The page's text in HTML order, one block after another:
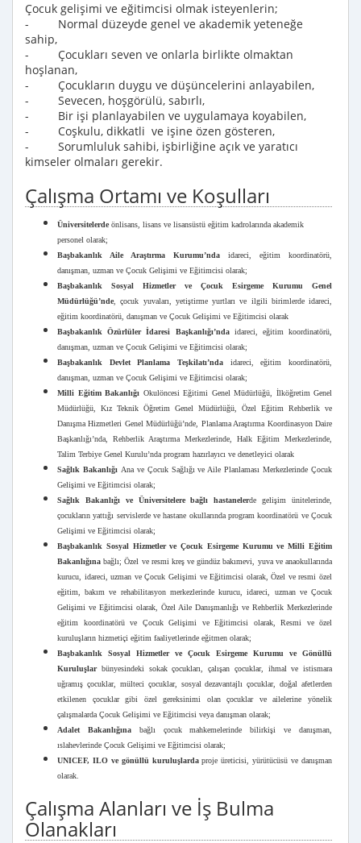
Çocuk gelişimi ve eğitimcisi olmak isteyenlerin;
- Normal düzeyde genel ve akademik yeteneğe
sahip,
- Çocukları seven ve onlarla birlikte olmaktan
hoşlanan,
- Çocukların duygu ve düşüncelerini anlayabilen,
- Sevecen, hoşgörülü, sabırlı,
- Bir işi planlayabilen ve uygulamaya koyabilen,
- Coşkulu, dikkatli ve işine özen gösteren,
- Sorumluluk sahibi, işbirliğine açık ve yaratıcı
kimseler olmaları gerekir.
Çalışma Ortamı ve Koşulları
Üniversitelerde önlisans, lisans ve lisansüstü eğitim kadrolarında akademik
personel olarak;
Başbakanlık Aile Araştırma Kurumu’nda idareci, eğitim koordinatörü,
danışman, uzman ve Çocuk Gelişimi ve Eğitimcisi olarak;
Başbakanlık Sosyal Hizmetler ve Çocuk Esirgeme Kurumu Genel
Müdürlüğü’nde , çocuk yuvaları, yetiştirme yurtları ve ilgili birimlerde idareci,
eğitim koordinatörü, danışman ve Çocuk Gelişimi ve Eğitimcisi olarak
Başbakanlık Özürlüler İdaresi Başkanlığı’ndaidareci, eğitim koordinatörü,
danışman, uzman ve Çocuk Gelişimi ve Eğitimcisi olarak;
Başbakanlık Devlet Planlama Teşkilatı’nda idareci, eğitim koordinatörü,
danışman, uzman ve Çocuk Gelişimi ve Eğitimcisi olarak;
Milli Eğitim Bakanlığı Okulöncesi Eğitimi Genel Müdürlüğü, İlköğretim Genel
Müdürlüğü, Kız Teknik Öğretim Genel Müdürlüğü, Özel Eğitim Rehberlik ve
Danışma Hizmetleri Genel Müdürlüğü’nde, Planlama Araştırma Koordinasyon Daire
Başkanlığı’nda, Rehberlik Araştırma Merkezlerinde, Halk Eğitim Merkezlerinde,
Talim Terbiye Genel Kurulu’nda program hazırlayıcı ve denetleyici olarak
Sağlık Bakanlığı Ana ve Çocuk Sağlığı ve Aile Planlaması Merkezlerinde Çocuk
Gelişimi ve Eğitimcisi olarak;
Sağlık Bakanlığı ve Üniversitelere bağlı hastanelerde gelişim ünitelerinde,
çocukların yattığı servislerde ve hastane okullarında program koordinatörü ve Çocuk
Gelişimi ve Eğitimcisi olarak;
Başbakanlık Sosyal Hizmetler ve Çocuk Esirgeme Kurumu ve Milli Eğitim
Bakanlığınabağlı; Özel ve resmi kreş ve gündüz bakımevi, yuva ve anaokullarında
kurucu, idareci, uzman ve Çocuk Gelişimi ve Eğitimcisi olarak, Özel ve resmi özel
eğitim, bakım ve rehabilitasyon merkezlerinde kurucu, idareci, uzman ve Çocuk
Gelişimi ve Eğitimcisi olarak, Özel Aile Danışmanlığı ve Rehberlik Merkezlerinde
eğitim koordinatörü ve Çocuk Gelişimi ve Eğitimcisi olarak, Resmi ve özel
kuruluşların hizmetiçi eğitim faaliyetlerinde eğitmen olarak;
Başbakanlık Sosyal Hizmetler ve Çocuk Esirgeme Kurumu ve Gönüllü
Kuruluşlarbünyesindeki sokak çocukları, çalışan çocuklar, ihmal ve istismara
uğramış çocuklar, mülteci çocuklar, sosyal dezavantajlı çocuklar, doğal afetlerden
etkilenen çocuklar gibi özel gereksinimi olan çocuklar ve ailelerine yönelik
çalışmalarda Çocuk Gelişimi ve Eğitimcisi veya danışman olarak;
Adalet Bakanlığınabağlı çocuk mahkemelerinde bilirkişi ve danışman,
ıslahevlerinde Çocuk Gelişimi ve Eğitimcisi olarak;
UNICEF, ILO ve gönüllü kuruluşlardaproje üreticisi, yürütücüsü ve danışman
olarak.
Çalışma Alanları ve İş Bulma
Olanakları